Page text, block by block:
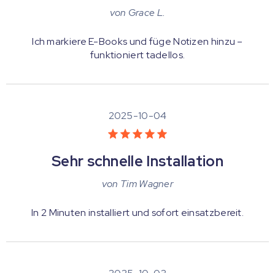
von Grace L.
Ich markiere E-Books und füge Notizen hinzu –
funktioniert tadellos.
2025-10-04
Sehr schnelle Installation
von Tim Wagner
In 2 Minuten installiert und sofort einsatzbereit.